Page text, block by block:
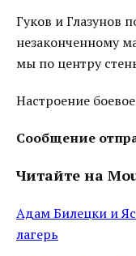
Гуков и Глазунов
незаконченному
мы по центру
Настроение
Сообщение
Читайте на
Адам Билецки и
лагерь